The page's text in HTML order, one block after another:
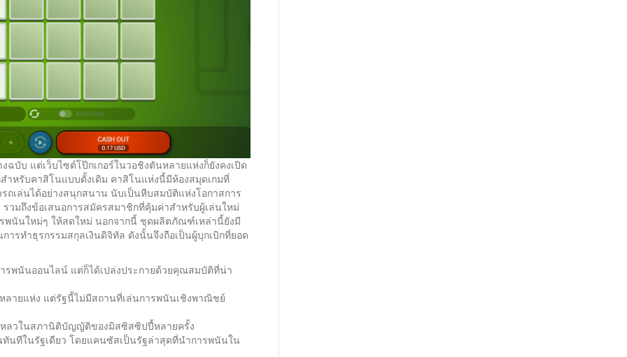
ฉบับ แต่เว็บไซต์โป๊กเกอร์ในวอชิงตันหลายแห่งก็ยังคงเปิด
ำหรับคาสิโนแบบดั้งเดิม คาสิโนแห่งนี้มีห้องสมุดเกมที่
ถเล่นได้อย่างสนุกสนาน นับเป็นหีบสมบัติแห่งโอกาสการ
วมถึงข้อเสนอการสมัครสมาชิกที่คุ้มค่าสำหรับผู้เล่นใหม่
พนันใหม่ๆ ให้สดใหม่ นอกจากนี้ ชุดผลิตภัณฑ์เหล่านี้ยังมี
ารทำธุรกรรมสกุลเงินดิจิทัล ดังนั้นจึงถือเป็นผู้บุกเบิกที่ยอด
รพนันออนไลน์ แต่ก็ได้เปล่งประกายด้วยคุณสมบัติที่น่า
ลายแห่ง แต่รัฐนี้ไม่มีสถานที่เล่นการพนันเชิงพาณิชย์
ลวในสภานิติบัญญัติของมิสซิสซิปปี้หลายครั้ง
นทีในรัฐเดียว โดยแคนซัสเป็นรัฐล่าสุดที่นำการพนันใน